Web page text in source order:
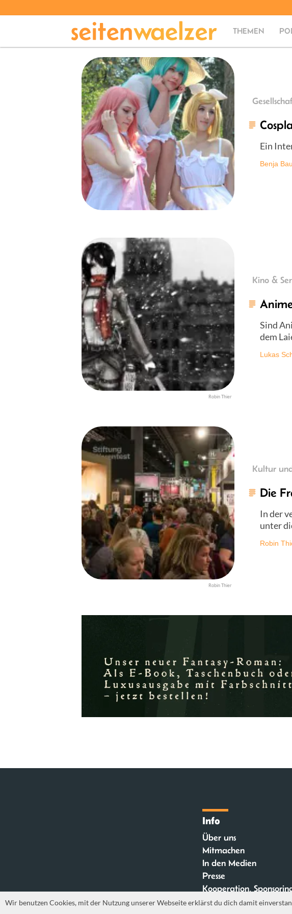
THEMEN
Ein
Benja
Robin Thier
Kino &
Sind
dem
Lukas
Robin Thier
Kultur
Die
In der
unter
Robin
Info
Über uns
Mitmachen
In den Medien
Presse
Kooperation,
FAQ
Wir benutzen Cookies, mit der Nutzung unserer Webseite erklärst du dich damit